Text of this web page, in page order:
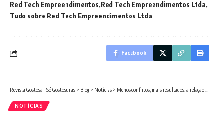
Red Tech Empreendimentos Red Tech Empreendimentos Ltda
Tudo sobre Red Tech Empreendimentos Ltda
Facebook
Revista Gostosa - Só Gostosuras > Blog > Notícias > Menos conflitos, mais resultados: a relação entre organização e harmonia nas empresas
NOTÍCIAS